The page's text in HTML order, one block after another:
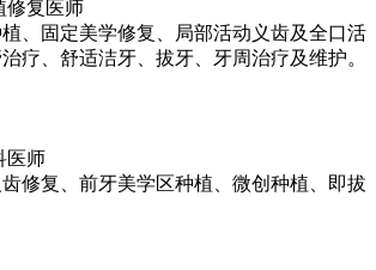
修复医师
、固定美学修复、局部活动义齿及全口活
疗、舒适洁牙、拔牙、牙周治疗及维护。
医师
修复、前牙美学区种植、微创种植、即拔